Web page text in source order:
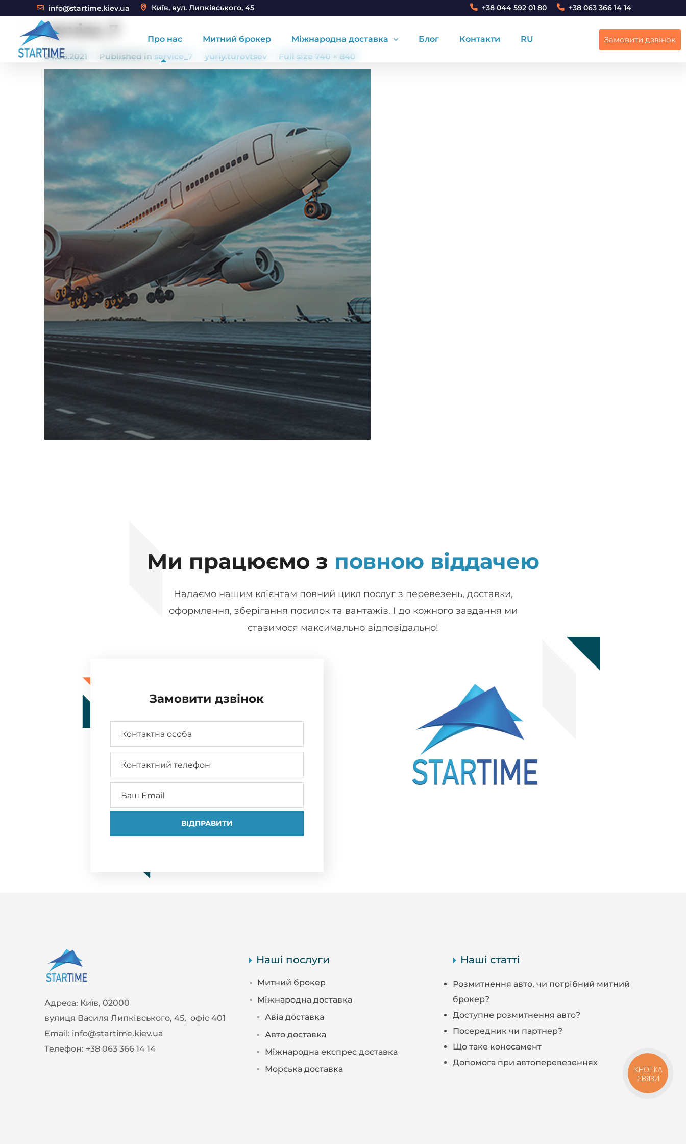
info@startime.kiev.ua Київ, вул. Липківського, 45 +38 044 592 01 80 +38 063 366 14 14
Про нас Митний брокер Міжнародна доставка Блог Контакти RU Замовити дзвінок
service_7
24.06.2021 Published in service_7 yuriy.turovtsev Full size 740 × 840
Ми працюємо з повною віддачею
Надаємо нашим клієнтам повний цикл послуг з перевезень, доставки,
оформлення, зберігання посилок та вантажів. І до кожного завдання ми
ставимося максимально відповідально!
Замовити дзвінок
Адреса: Київ, 02000
вулиця Василя Липківського, 45, офіс 401
Email: info@startime.kiev.ua
Телефон: +38 063 366 14 14
Наші послуги
Митний брокер
Міжнародна доставка
Авіа доставка
Авто доставка
Міжнародна експрес доставка
Морська доставка
Наші статті
Розмитнення авто, чи потрібний митний
брокер?
Доступне розмитнення авто?
Посередник чи партнер?
Що таке коносамент
Допомога при автоперевезеннях
КНОПКА
СВЯЗИ